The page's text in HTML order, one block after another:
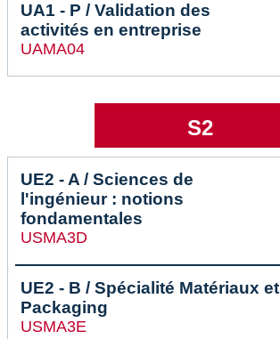
UA1 - P / Validation des
activités en entreprise
UAMA04
S2
UE2 - A / Sciences de
l'ingénieur : notions
fondamentales
USMA3D
UE2 - B / Spécialité Matériaux et
Packaging
USMA3E